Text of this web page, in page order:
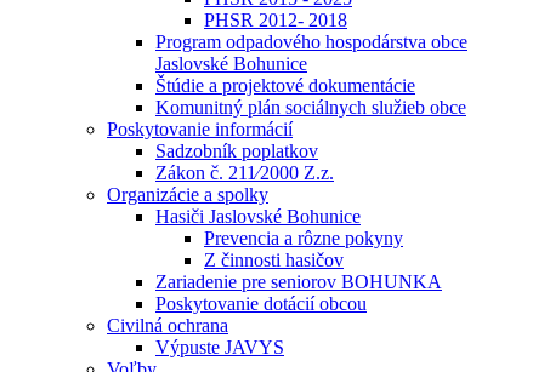
PHSR 2012- 2018
Program odpadového hospodárstva obce
Jaslovské Bohunice
Štúdie a projektové dokumentácie
Komunitný plán sociálnych služieb obce
Poskytovanie informácií
Sadzobník poplatkov
Zákon č. 211⁄2000 Z.z.
Organizácie a spolky
Hasiči Jaslovské Bohunice
Prevencia a rôzne pokyny
Z činnosti hasičov
Zariadenie pre seniorov BOHUNKA
Poskytovanie dotácií obcou
Civilná ochrana
Výpuste JAVYS